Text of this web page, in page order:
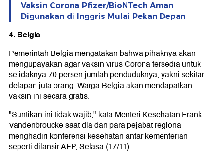
Vaksin Corona Pfizer/BioNTech Aman
Digunakan di Inggris Mulai Pekan Depan
4. Belgia
Pemerintah Belgia mengatakan bahwa pihaknya akan
mengupayakan agar vaksin virus Corona tersedia untuk
setidaknya 70 persen jumlah penduduknya, yakni sekitar
delapan juta orang. Warga Belgia akan mendapatkan
vaksin ini secara gratis.
"Suntikan ini tidak wajib," kata Menteri Kesehatan Frank
Vandenbroucke saat dia dan para pejabat regional
menghadiri konferensi kesehatan antar kementerian
seperti dilansir AFP, Selasa (17/11).